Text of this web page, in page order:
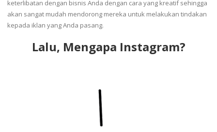
keterlibatan dengan bisnis Anda dengan cara yang kreatif sehingga
akan sangat mudah mendorong mereka untuk melakukan tindakan
kepada iklan yang Anda pasang.
Lalu, Mengapa Instagram?